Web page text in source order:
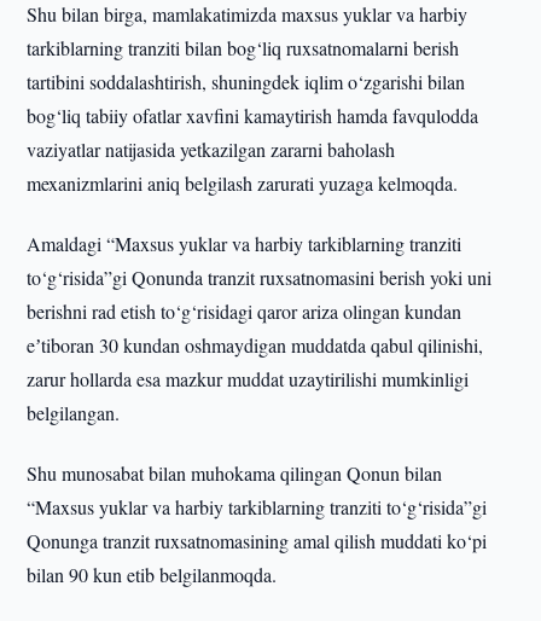
Shu bilan birga, mamlakatimizda maxsus yuklar va harbiy
tarkiblarning tranziti bilan bog‘liq ruxsatnomalarni berish
tartibini soddalashtirish, shuningdek iqlim o‘zgarishi bilan
bog‘liq tabiiy ofatlar xavfini kamaytirish hamda favqulodda
vaziyatlar natijasida yetkazilgan zararni baholash
mexanizmlarini aniq belgilash zarurati yuzaga kelmoqda.
Amaldagi “Maxsus yuklar va harbiy tarkiblarning tranziti
to‘g‘risida”gi Qonunda tranzit ruxsatnomasini berish yoki uni
berishni rad etish to‘g‘risidagi qaror ariza olingan kundan
eʼtiboran 30 kundan oshmaydigan muddatda qabul qilinishi,
zarur hollarda esa mazkur muddat uzaytirilishi mumkinligi
belgilangan.
Shu munosabat bilan muhokama qilingan Qonun bilan
“Maxsus yuklar va harbiy tarkiblarning tranziti to‘g‘risida”gi
Qonunga tranzit ruxsatnomasining amal qilish muddati ko‘pi
bilan 90 kun etib belgilanmoqda.